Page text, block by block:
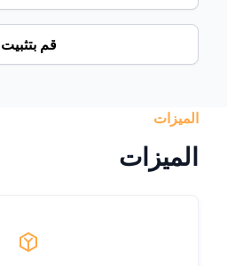
قم بتثبيت
الميزات
الميزات